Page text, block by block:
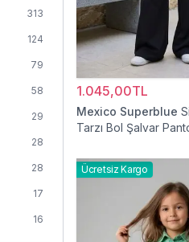
313
124
79
58
29
28
28
17
16
1.045,00TL
Mexico Superblue
Tarzı Bol Şalvar
Ücretsiz Kargo